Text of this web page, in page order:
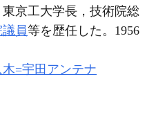
京工大学長，技術院総
員等を歴任した。1956
木=宇田アンテナ